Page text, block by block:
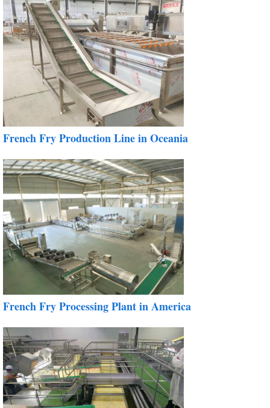
French Fry Production Line in Oceania
French Fry Processing Plant in America